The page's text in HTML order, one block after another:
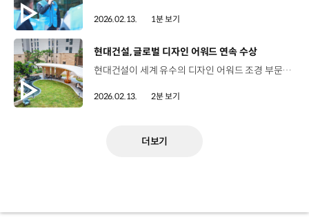
2026.02.13. 1분 보기
[동영상]
현대건설, 글로벌 디자인 어워드 연속 수상
현대건설이 세계 유수의 디자인 어워드 조경 부문에서 잇따라 수상하며 글로벌 수준의 공간 설계 경쟁력을 입증하고 있습니다. 지난달 27일 열린 ‘아시아 디자인 프라이즈 2026’ 공간 부문에서는 현대건설의 디에이치 대치에델루이 티하우스와 힐스테이트 검단포레스트 어린이놀이터가 Winner를 수상했는데요. ‘아시아 디자인 프라이즈’는 전 세계 31개국에서 1,500여 개 이상의 작품이 출품되는 아시아 최대 규모의 디자인 어워드로 현대건설은 지금까지 5년 연속 수상이라는 기록을 이어가고 있습니다. 또한, 지난해에는 ‘USA Good Design Award 2025’에서 환경 부문과 운동 및 놀이 부문 등 총 8개 작품이 선정되며, 국내 건설사 중 최다 수상의 영예를 안은 바 있는데요. 휴게시설과 놀이공간 전반에 걸친 공간 구성과 디자인 완성도가 국제적으로 인정받은 결과입니다. 현대건설은 앞으로도 주거환경과의 조화를 고려한 커뮤니티 공간 설계를 통해 주거 공간의 완성도를 지속적으로 높여 나갈 계획입니다.
2026.02.13. 2분 보기
더보기